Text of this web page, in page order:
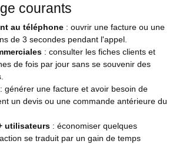
courants
au téléphone : ouvrir une facture ou une
de 3 secondes pendant l'appel.
: consulter les fiches clients et
de fois par jour sans se souvenir des
: générer une facture et avoir besoin de
un devis ou une commande antérieure du
utilisateurs : économiser quelques
se traduit par un gain de temps